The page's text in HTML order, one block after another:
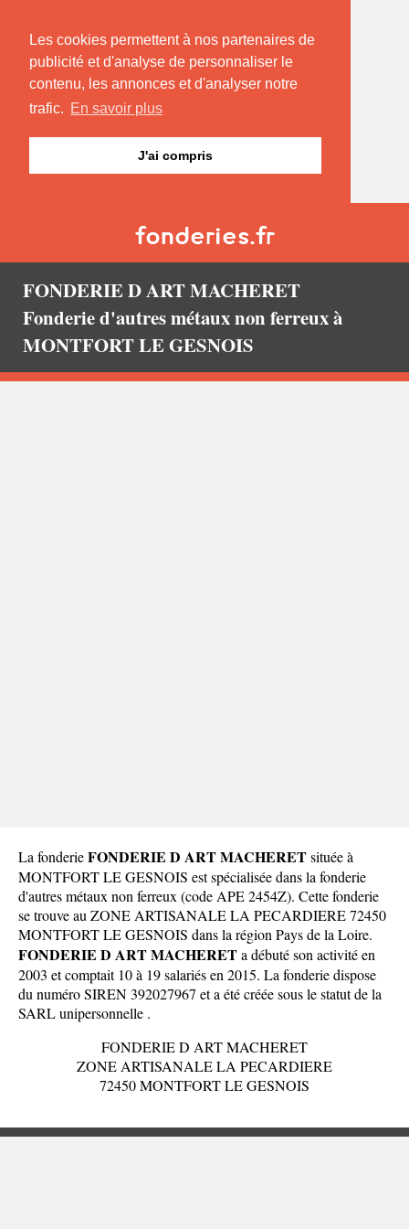
Les cookies permettent à nos partenaires de
publicité et d'analyse de personnaliser le
contenu, les annonces et d'analyser notre
trafic. En savoir plus
J'ai compris
FONDERIE D ART MACHERET
Fonderie d'autres métaux non ferreux à
MONTFORT LE GESNOIS
La fonderieFONDERIE D ART MACHERETsituée à
MONTFORT LE GESNOIS est spécialisée dans la fonderie
d'autres métaux non ferreux (code APE 2454Z). Cette fonderie
se trouve au ZONE ARTISANALE LA PECARDIERE 72450
MONTFORT LE GESNOIS dans la région Pays de la Loire.
FONDERIE D ART MACHERETa débuté son activité en
2003 et comptait 10 à 19 salariés en 2015. La fonderie dispose
du numéro SIREN 392027967 et a été créée sous le statut de la
SARL unipersonnelle .
FONDERIE D ART MACHERET
ZONE ARTISANALE LA PECARDIERE
72450 MONTFORT LE GESNOIS